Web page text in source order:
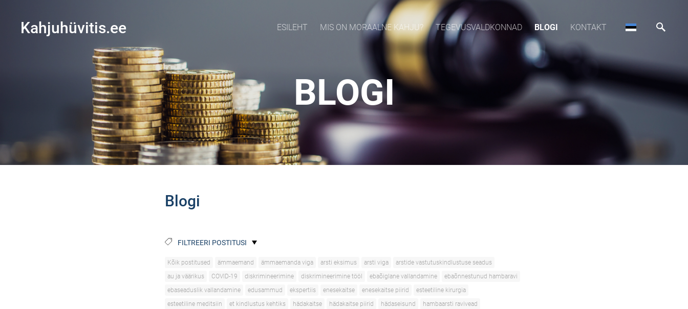
Kahjuhüvitis.ee ESILEHT MIS ON MORAALNE KAHJU? TEGEVUSVALDKONNAD BLOGI KONTAKT
BLOGI
Blogi
FILTREERI POSTITUSI
Kõik postitused ämmaemand ämmaemanda viga arsti eksimus arsti viga
arstide vastutuskindlustuse seadus
au ja väärikus
COVID-19 diskrimineerimine diskrimineerimine tööl ebaõiglane vallandamine
ebaõnnestunud hambaravi
ebaseaduslik vallandamine
edusammud ekspertiis enesekaitse enesekaitse piirid
esteetiline kirurgia
esteetiline meditsiin
et kindlustus kehtiks hädakaitse hädakaitse piirid hädaseisund
hambaarsti ravivead